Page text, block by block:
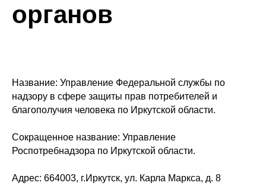
органов
Название: Управление Федеральной службы по
надзору в сфере защиты прав потребителей и
благополучия человека по Иркутской области.
Сокращенное название: Управление
Роспотребнадзора по Иркутской области.
Адрес: 664003, г.Иркутск, ул. Карла Маркса, д. 8